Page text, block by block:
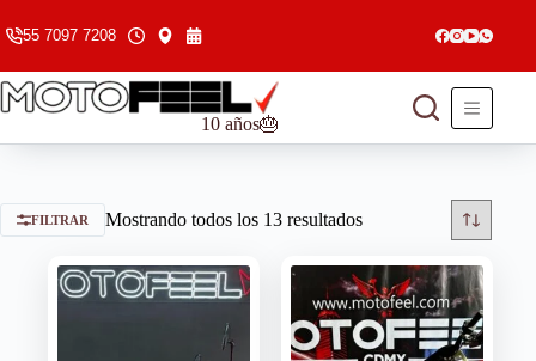
55 7097 7208
10 años🎂
FILTRAR Mostrando todos los 13 resultados